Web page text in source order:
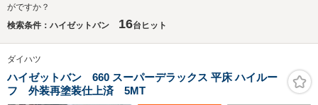
がですか？
検索条件：ハイゼットバン
16台ヒット
ダイハツ
ハイゼットバン 660 スーパーデラックス 平床 ハイルー
フ 外装再塗装仕上済 5MT